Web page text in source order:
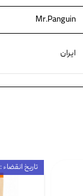
Mr.Panguin
ایران
تاریخ انقضاء : 03/2027